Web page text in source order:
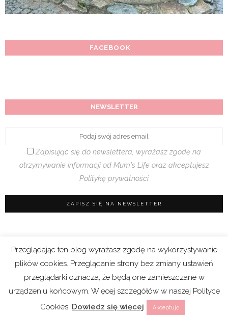
FACEBOOK
NEWSLETTER
Zapisując się do newslettera, wyrażasz zgodę na
otrzymywanie informacji od Mum's Life oraz akceptujesz
Politykę prywatności
Regulamin sklepu |Polityka prywatności (RODO)
|Cookies
Copyright 2021 © Mum’s Life. We współpracy z
Przeglądając ten blog wyrażasz zgodę na wykorzystywanie
plików cookies. Przeglądanie strony bez zmiany ustawień
przeglądarki oznacza, że będą one zamieszczane w
urządzeniu końcowym. Więcej szczegółów w naszej Polityce
Cookies. Dowiedz się więcej Akceptuję